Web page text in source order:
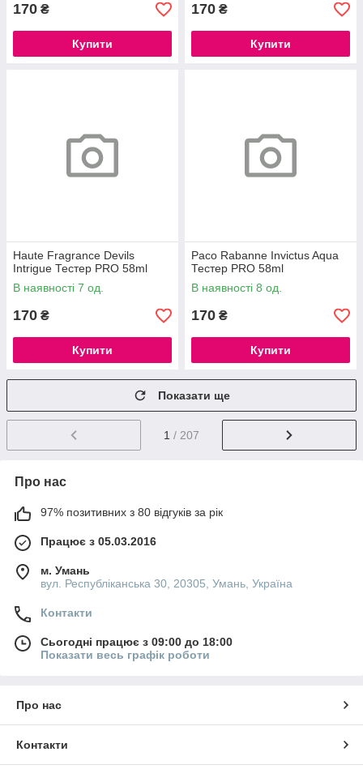
170 ₴
Купити
170 ₴
Купити
Haute Fragrance Devils
Intrigue Тестер PRO 58ml
В наявності 7 од.
170 ₴
Купити
Paco Rabanne Invictus Aqua
Тестер PRO 58ml
В наявності 8 од.
170 ₴
Купити
Показати ще
1 / 207
Про нас
97% позитивних з 80 відгуків за рік
Працює з 05.03.2016
м. Умань
вул. Республіканська 30, 20305, Умань, Україна
Контакти
Сьогодні працює з 09:00 до 18:00
Показати весь графік роботи
Про нас
Контакти